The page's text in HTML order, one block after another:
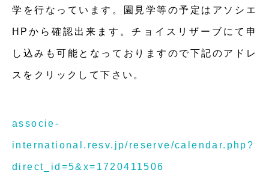
学を行なっています。園見学等の予定はアソシエ
HPから確認出来ます。チョイスリザーブにて申
し込みも可能となっておりますので下記のアドレ
スをクリックして下さい。
associe-
international.resv.jp/reserve/calendar.php?
direct_id=5&x=1720411506